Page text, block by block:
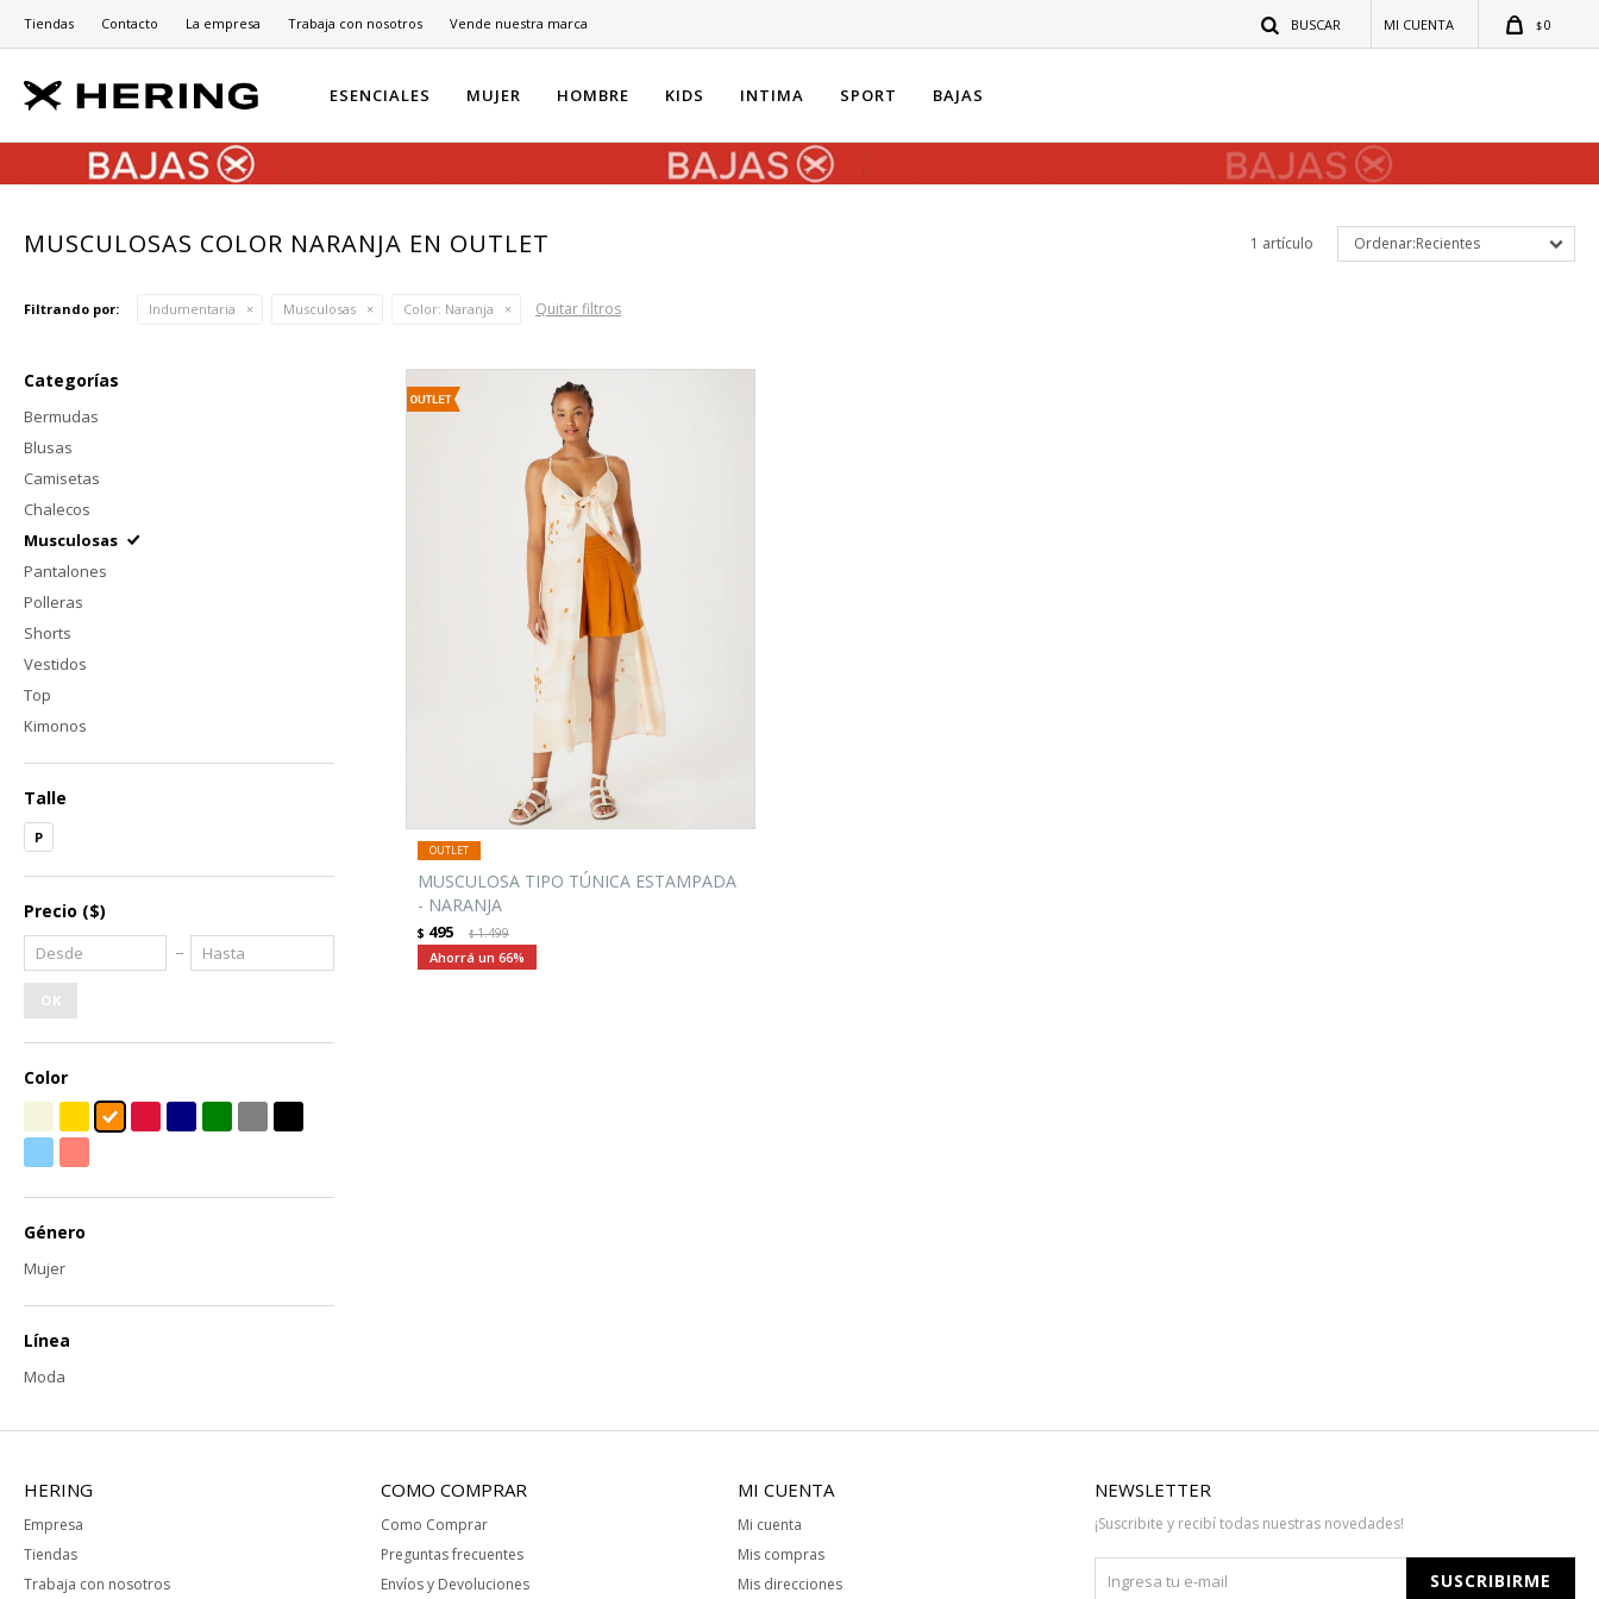
ESENCIALES MUJER HOMBRE KIDS INTIMA SPORT BAJAS
$0
Tiendas Contacto La empresa Trabaja con nosotros Vende nuestra marca
MUSCULOSAS COLOR NARANJA EN OUTLET 1 artículo Recientes
Filtrando por: Indumentaria Musculosas Color: Naranja Quitar filtros
MUSCULOSA TIPO TÚNICA ESTAMPADA
- NARANJA
$ 495 $1.499
66
Categorías
Bermudas
Blusas
Camisetas
Chalecos
Musculosas
Pantalones
Polleras
Shorts
Vestidos
Top
Kimonos
Talle
P
Precio ($)
OK
Color
Género
Mujer
Línea
Moda
HERING
Empresa
Tiendas
Trabaja con nosotros
COMO COMPRAR
Como Comprar
Preguntas frecuentes
Envíos y Devoluciones
MI CUENTA
Mi cuenta
Mis compras
Mis direcciones
NEWSLETTER
¡Suscribite y recibí todas nuestras novedades!
SUSCRIBIRME